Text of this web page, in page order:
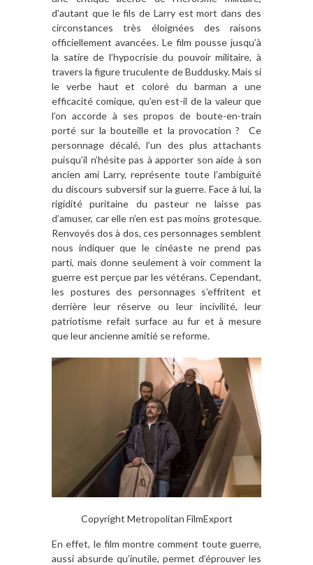
d’autant que le fils de Larry est mort dans des
circonstances très éloignées des raisons
officiellement avancées. Le film pousse jusqu’à
la satire de l’hypocrisie du pouvoir militaire, à
travers la figure truculente de Buddusky. Mais si
le verbe haut et coloré du barman a une
efficacité comique, qu’en est-il de la valeur que
l’on accorde à ses propos de boute-en-train
porté sur la bouteille et la provocation ? Ce
personnage décalé, l’un des plus attachants
puisqu’il n’hésite pas à apporter son aide à son
ancien ami Larry, représente toute l’ambiguïté
du discours subversif sur la guerre. Face à lui, la
rigidité puritaine du pasteur ne laisse pas
d’amuser, car elle n’en est pas moins grotesque.
Renvoyés dos à dos, ces personnages semblent
nous indiquer que le cinéaste ne prend pas
parti, mais donne seulement à voir comment la
guerre est perçue par les vétérans. Cependant,
les postures des personnages s’effritent et
derrière leur réserve ou leur incivilité, leur
patriotisme refait surface au fur et à mesure
que leur ancienne amitié se reforme.
Copyright Metropolitan FilmExport
En effet, le film montre comment toute guerre,
aussi absurde qu’inutile, permet d’éprouver les